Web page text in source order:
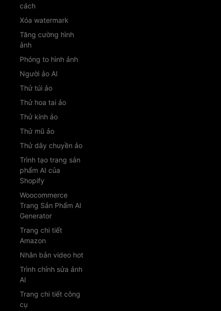
cách
Xóa watermark
Tăng cường hình
ảnh
Phóng to hình ảnh
Người ảo AI
Thử túi ảo
Thử hoa tai ảo
Thử kính ảo
Thử mũ ảo
Thử dây chuyền ảo
Trình tạo trang sản
phẩm AI của
Shopify
Woocommerce
Trang Sản Phẩm AI
Generator
Trang chi tiết
Amazon
Nhân bản video hot
Trình chỉnh sửa ảnh
AI
Trang chi tiết công
cụ